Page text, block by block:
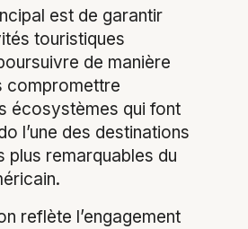
est de garantir
touristiques
de manière
compromettre
écosystèmes qui font
l’une des destinations
plus remarquables du
reflète l’engagement